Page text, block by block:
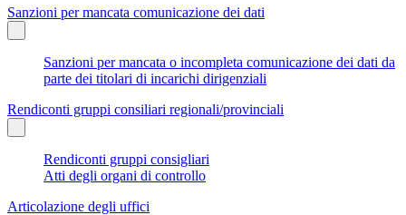
Sanzioni per mancata comunicazione dei dati
Sanzioni per mancata o incompleta comunicazione dei dati da
parte dei titolari di incarichi dirigenziali
Rendiconti gruppi consiliari regionali/provinciali
Rendiconti gruppi consigliari
Atti degli organi di controllo
Articolazione degli uffici